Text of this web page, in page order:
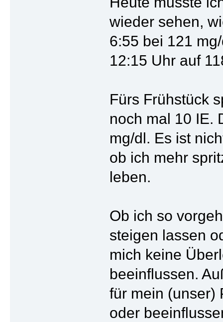
wieder sehen,
6:55 bei 121
12:15 Uhr auf
Fürs Frühstück
noch mal 10 IE.
mg/dl. Es ist
ob ich mehr
leben.
Ob ich so
steigen lassen
mich keine
beeinflussen.
für mein (unser)
oder